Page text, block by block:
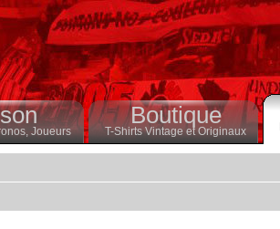
Joueurs
Boutique
T-Shirts Vintage et Originaux